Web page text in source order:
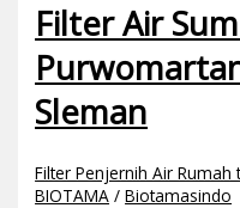
Filter Air
Sleman
Filter Penjernih Air Rumah
BIOTAMA /Biotamasindo